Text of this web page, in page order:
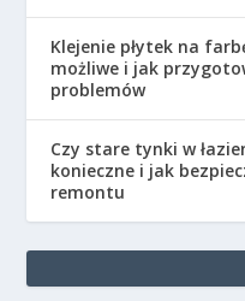
Klejenie płytek na
możliwe i jak
problemów
Czy stare tynki w
konieczne i jak
remontu